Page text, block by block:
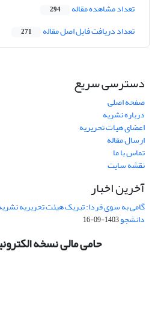
تعداد مشاهده مقاله 294
تعداد دریافت فایل اصل مقاله 271
دسترسی سریع
صفحه اصلی
درباره نشریه
اعضای هیات تحریریه
ارسال مقاله
تماس با ما
نقشه سایت
آخرین اخبار
گامی به سوی فردا: تبریک هیئت تحریریه
دانشجو1403-09-16
حامی مالی نسخه